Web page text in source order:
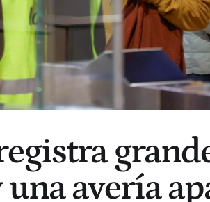
avería